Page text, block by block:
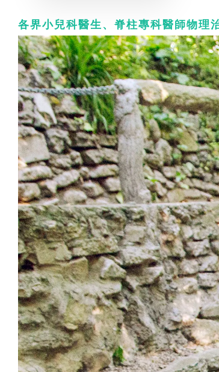
各界小兒科醫生、脊柱專科醫師物理